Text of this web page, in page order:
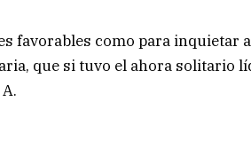
favorables como para inquietar
que si tuvo el ahora solitario